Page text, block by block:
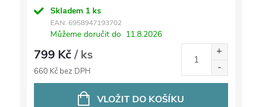
Skladem 1 ks
EAN: 6958947193702
Můžeme doručit do 11.8.2026
799 Kč/ ks
660 Kč bez DPH
VLOŽIT DO KOŠÍKU